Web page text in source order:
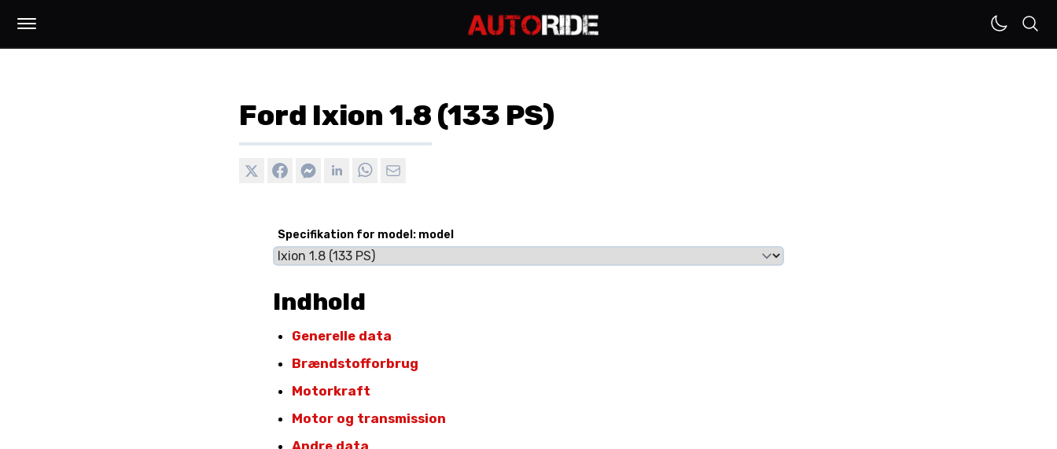
Ford Ixion 1.8 (133 PS)
Specifikation for model: model
Indhold
Generelle data
Brændstofforbrug
Motorkraft
Motor og transmission
Andre data